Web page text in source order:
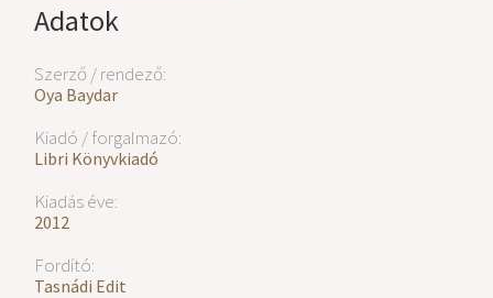
Adatok
Szerző / rendező:
Oya Baydar
Kiadó / forgalmazó:
Libri Könyvkiadó
Kiadás éve:
2012
Fordító:
Tasnádi Edit